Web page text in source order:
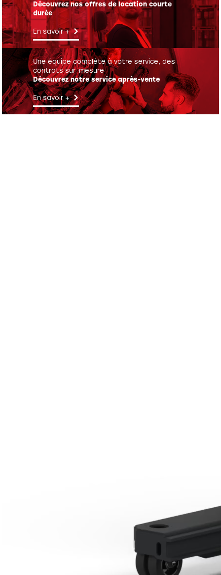
Découvrez nos offres de location courte
durée
En savoir +
Une équipe complète à votre service, des
contrats sur-mesure
Découvrez notre service après-vente
En savoir +